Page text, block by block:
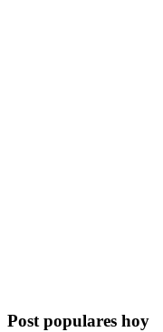
Post populares hoy